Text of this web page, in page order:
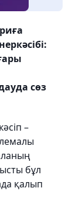
сөз
–
бұл
қалып